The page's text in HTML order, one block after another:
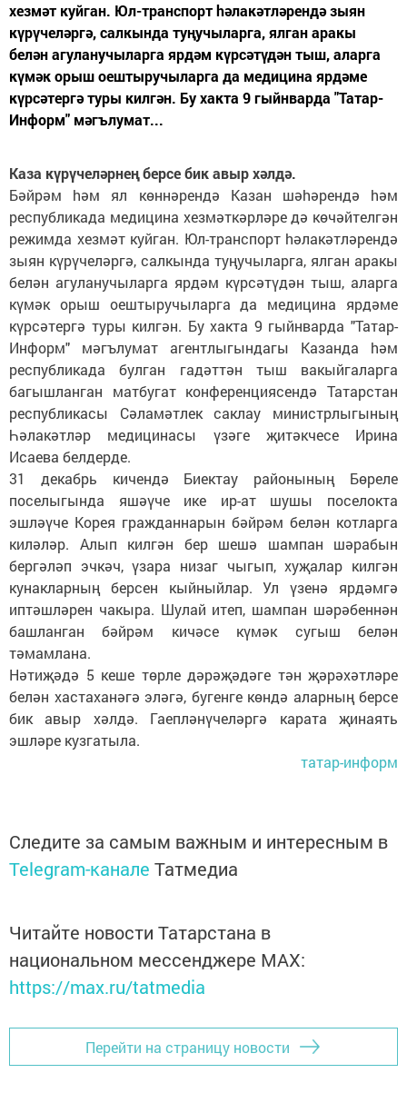
хезмәт куйган. Юл-транспорт hәлакәтләрендә зыян
күрүчеләргә, салкында туңучыларга, ялган аракы
белән агуланучыларга ярдәм күрсәтүдән тыш, аларга
күмәк орыш оештыручыларга да медицина ярдәме
күрсәтергә туры килгән. Бу хакта 9 гыйнварда "Татар-
Информ" мәгълумат...
Каза күрүчеләрнең берсе бик авыр хәлдә.
Бәйрәм hәм ял көннәрендә Казан шәhәрендә hәм
республикада медицина хезмәткәрләре дә көчәйтелгән
режимда хезмәт куйган. Юл-транспорт hәлакәтләрендә
зыян күрүчеләргә, салкында туңучыларга, ялган аракы
белән агуланучыларга ярдәм күрсәтүдән тыш, аларга
күмәк орыш оештыручыларга да медицина ярдәме
күрсәтергә туры килгән. Бу хакта 9 гыйнварда "Татар-
Информ" мәгълумат агентлыгындагы Казанда hәм
республикада булган гадәттән тыш вакыйгаларга
багышланган матбугат конференциясендә Татарстан
республикасы Сәламәтлек саклау министрлыгының
Һәлакәтләр медицинасы үзәге җитәкчесе Ирина
Исаева белдерде.
31 декабрь кичендә Биектау районының Бөреле
поселыгында яшәүче ике ир-ат шушы поселокта
эшләүче Корея гражданнарын бәйрәм белән котларга
киләләр. Алып килгән бер шешә шампан шәрабын
бергәләп эчкәч, үзара низаг чыгып, хуҗалар килгән
кунакларның берсен кыйныйлар. Ул үзенә ярдәмгә
иптәшләрен чакыра. Шулай итеп, шампан шәрәбеннән
башланган бәйрәм кичәсе күмәк сугыш белән
тәмамлана.
Нәтиҗәдә 5 кеше төрле дәрәҗәдәге тән җәрәхәтләре
белән хастаханәгә эләгә, бугенге көндә аларның берсе
бик авыр хәлдә. Гаепләнүчеләргә карата җинаять
эшләре кузгатыла.
татар-информ
Следите за самым важным и интересным в
Telegram-канале Татмедиа
Читайте новости Татарстана в
национальном мессенджере MАХ:
https://max.ru/tatmedia
Перейти на страницу новости